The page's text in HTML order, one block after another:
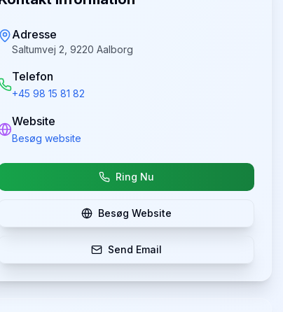
Adresse
Saltumvej 2, 9220 Aalborg
Telefon
+45 98 15 81 82
Website
Besøg website
Ring Nu
Besøg Website
Send Email